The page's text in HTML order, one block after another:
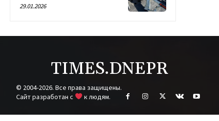
29.01.2026
TIMES.DNEPR
© 2004-2026. Все права защищены.
Cайт разработан с
к людям.